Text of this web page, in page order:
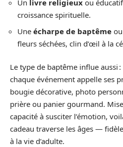
Un livre religieux ou
croissance spirituelle.
Une écharpe de baptême
fleurs séchées, clin d’œil à la
Le type de baptême influe aussi
chaque événement appelle ses
bougie décorative, photo
prière ou panier gourmand.
capacité à susciter l’émotion,
cadeau traverse les âges —
à la vie d’adulte.